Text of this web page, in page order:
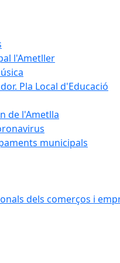
l'Ametller
Pla Local d'Educació
de l'Ametlla
municipals
dels comerços i